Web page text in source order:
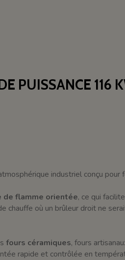
PUISSANCE 116
industriel conçu pour
de flamme orientée, ce qui
chauffe où un brûleur droit ne
fours céramiques, fours
rapide et contrôlée en